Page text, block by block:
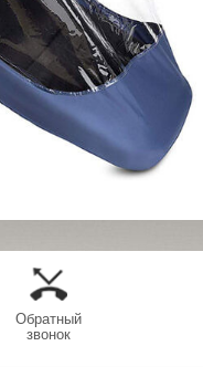
Обратный
звонок